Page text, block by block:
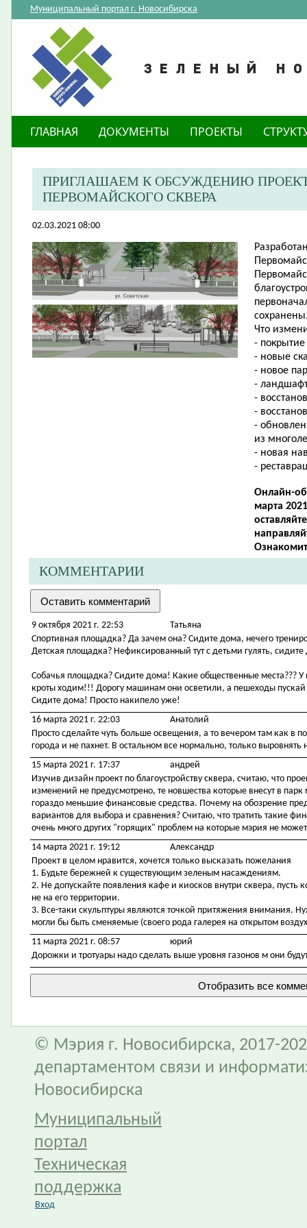
Муниципальный портал г. Новосибирска
ГЛАВНАЯ ДОКУМЕНТЫ ПРОЕКТЫ
ПРИГЛАШАЕМ К ОБСУЖДЕНИЮ
ПЕРВОМАЙСКОГО СКВЕРА
02.03.2021 08:00
Что
-
- новые
- новое
-
-
-
-
из
- новая
-
Онлайн-
марта
КОММЕНТАРИИ
9 октября 2021 г. 22:53
Татьяна
Спортивная площадка? Да зачем она? Сидите дома, нечего
Детская площадка? Нефиксированный тут с детьми гулять,
Собачья площадка? Сидите дома! Какие общественные места???
кроты ходим!!! Дорогу машинам они осветили, а пешеходы пускай
Сидите дома! Просто накипело уже!
16 марта 2021 г. 22:03
Анатолий
Просто сделайте чуть больше освещения, а то вечером там как в
города и не пахнет. В остальном все нормально, только выровнять
15 марта 2021 г. 17:37
андрей
Изучив дизайн проект по благоустройству сквера, считаю, что
изменений не предусмотрено, те новшества которые внесут в
гораздо меньшие финансовые средства. Почему на обозрение
вариантов для выбора и сравнения? Считаю, что тратить такие
очень много других "горящих" проблем на которые мэрия не
14 марта 2021 г. 19:12
Александр
Проект в целом нравится, хочется только высказать пожелания
1. Будьте бережней к существующим зеленым насаждениям.
2. Не допускайте появления кафе и киосков внутри сквера, пусть
не на его территории.
3. Все-таки скульптуры являются точкой притяжения внимания.
могли бы быть сменяемые (своего рода галерея на открытом
11 марта 2021 г. 08:57
юрий
Дорожки и тротуары надо сделать выше уровня газонов м они
© Мэрия г. Новосибирска, 2017-
департаментом связи и
Новосибирска
Муниципальный
портал
Техническая
поддержка
Вход